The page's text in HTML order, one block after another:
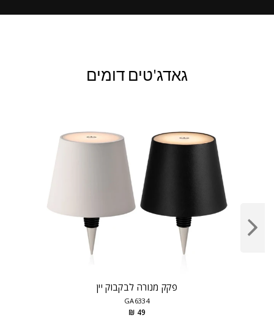
גאדג'טים דומים
פקק מנורה לבקבוק יין
GA6334
49 ₪